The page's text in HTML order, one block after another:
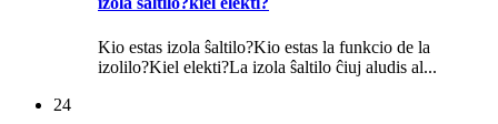
Kio estas izola ŝaltilo?Kio estas la funkcio de la
izolilo?Kiel elekti?La izola ŝaltilo ĉiuj aludis al...
24